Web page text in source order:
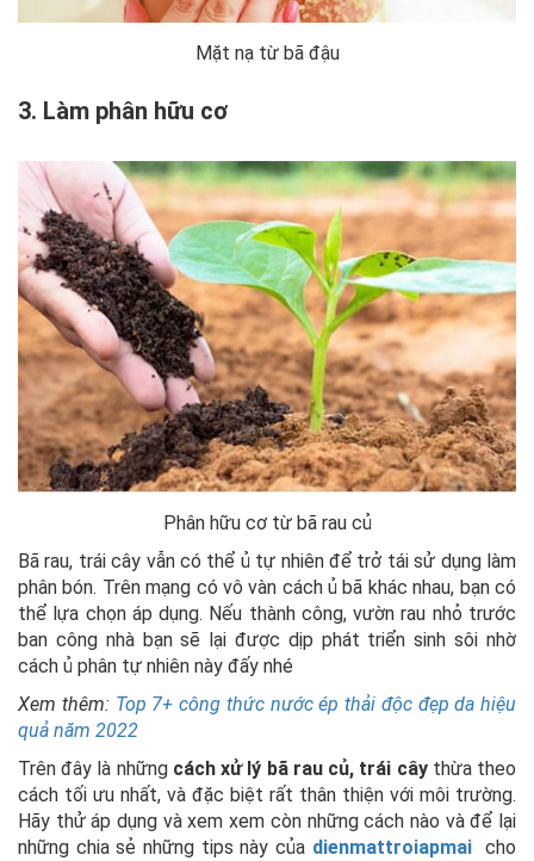
Mặt nạ từ bã đậu
3. Làm phân hữu cơ
Phân hữu cơ từ bã rau củ
Bã rau, trái cây vẫn có thể ủ tự nhiên để trở tái sử dụng làm
phân bón. Trên mạng có vô vàn cách ủ bã khác nhau, bạn có
thể lựa chọn áp dụng. Nếu thành công, vườn rau nhỏ trước
ban công nhà bạn sẽ lại được dịp phát triển sinh sôi nhờ
cách ủ phân tự nhiên này đấy nhé
Xem thêm: Top 7+ công thức nước ép thải độc đẹp da hiệu
quả năm 2022
Trên đây là những cách xử lý bã rau củ, trái câythừa theo
cách tối ưu nhất, và đặc biệt rất thân thiện với môi trường.
Hãy thử áp dụng và xem xem còn những cách nào và để lại
những chia sẻ những tips này của dienmattroiapmaicho